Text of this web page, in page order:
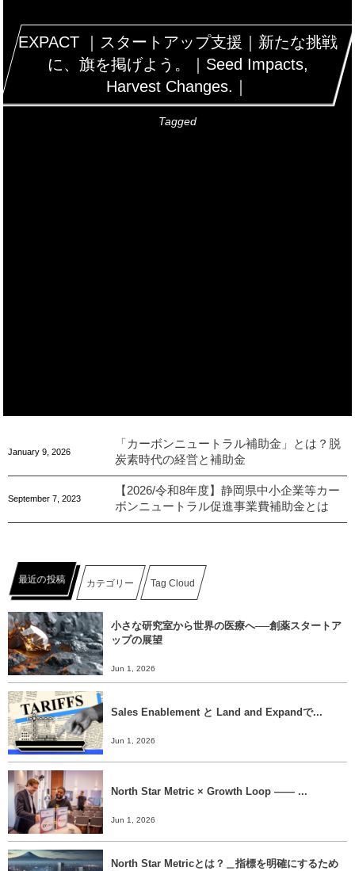
EXPACT ｜スタートアップ支援｜新たな挑戦
に、旗を掲げよう。｜Seed Impacts,
Harvest Changes.｜
Tagged
January 9 2026
「カーボンニュートラル補助金」とは？脱
炭素時代の経営と補助金
September 7 2023
【2026/令和8年度】静岡県中小企業等カー
ボンニュートラル促進事業費補助金とは
最近の投稿 カテゴリー Tag Cloud
小さな研究室から世界の医療へ──創薬スタートア
ップの展望
Jun 1, 2026
Sales Enablement と Land and Expandで...
Jun 1, 2026
North Star Metric × Growth Loop ―― ...
Jun 1, 2026
North Star Metricとは？＿指標を明確にするため